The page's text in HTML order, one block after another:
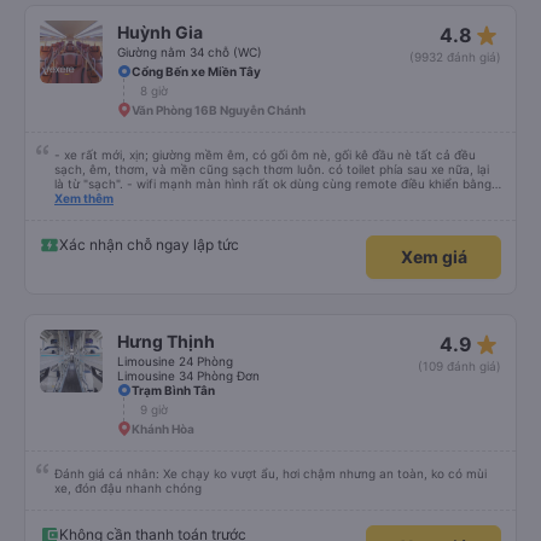
Huỳnh Gia
Giường nằm 34 chỗ (WC)
4.8 star_rate
(9932 đánh giá)
Cổng Bến xe Miền Tây
8 giờ
Văn Phòng 16B Nguyễn Chánh
- xe rất mới, xịn; giường mềm êm, có gối ôm nè, gối kê đầu nè tất cả đều
sạch, êm, thơm, và mền cũng sạch thơm luôn. có toilet phía sau xe nữa, lại
là từ "sạch". - wifi mạnh màn hình rất ok dùng cùng remote điều khiển bằng
giọng nói rất mượt khi xem youtube và netflix đc cài sẵn. đáng giá tiền nhen.
đi đều đúng giờ, bên cạnh là nhân viên phát loa thông báo chuyến xe rất là
chi tiết và tận tình, lịch sự chứ ko nạt nộ hay to tiếng khó chịu khi khách hỏi
Xem thêm
Xác nhận chỗ ngay lập tức
Xem giá
Hưng Thịnh
Limousine 24 Phòng
Limousine 34 Phòng Đơn
4.9 star_rate
(109 đánh giá)
Trạm Bình Tân
9 giờ
Khánh Hòa
Đánh giá cá nhân: Xe chạy ko vượt ẩu, hơi chậm nhưng an toàn, ko có mùi
xe, đón đậu nhanh chóng
Không cần thanh toán trước